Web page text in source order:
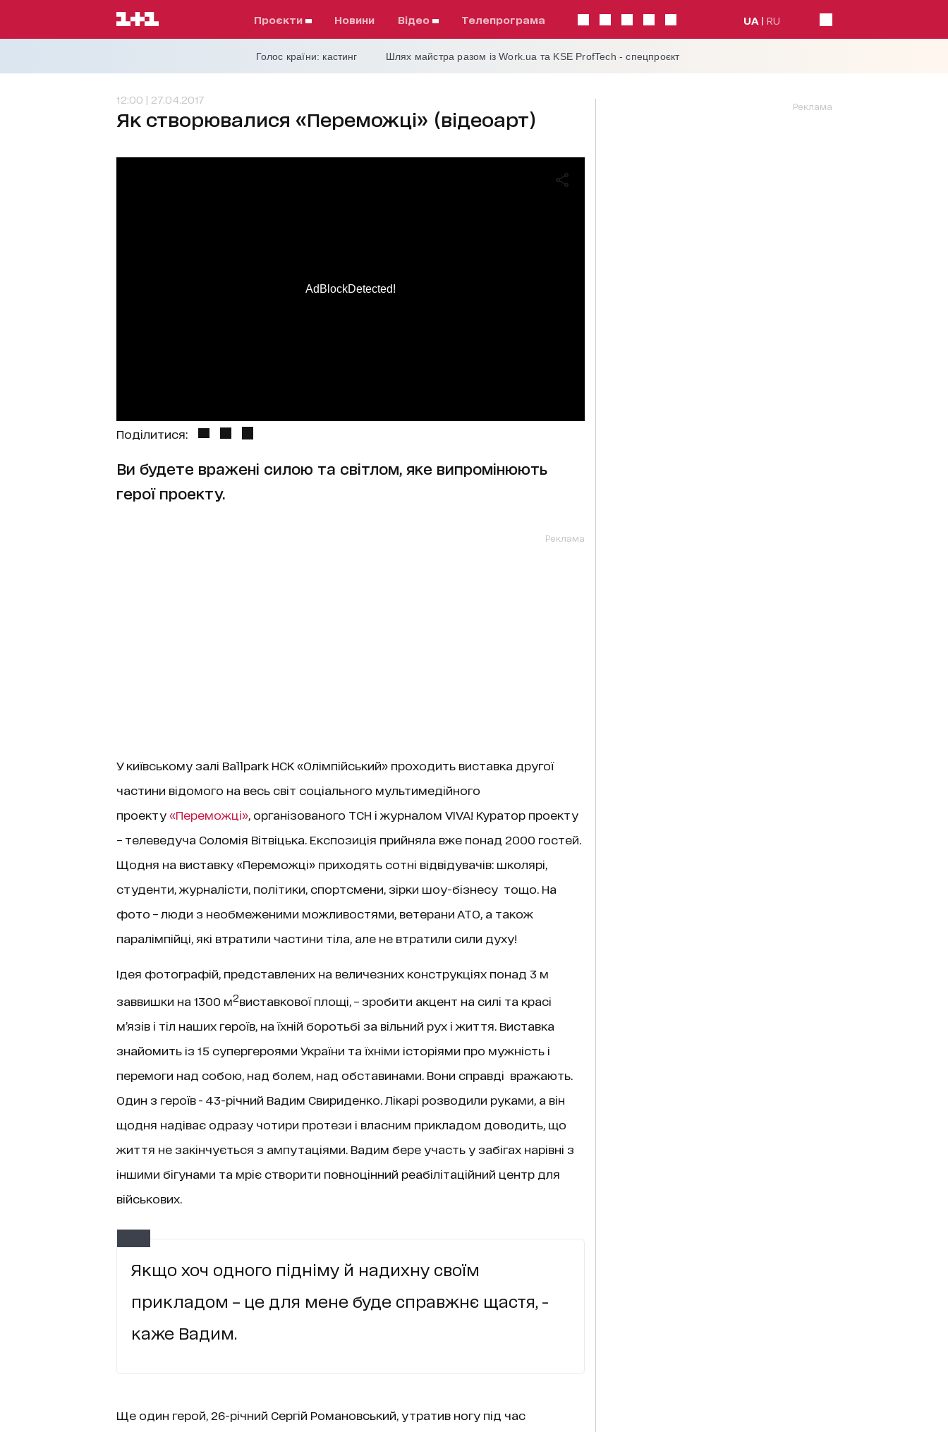
проєкти Новини відео телепрограма UA RU
Голос країни: кастинг Шлях майстра разом із Work.ua та KSE ProfTech - спецпроєкт
12:00 | 27.04.2017
Як створювалися «Переможці» (відеоарт)
AdBlockDetected!
Поділитися:
Ви будете вражені силою та світлом, яке випромінюють
герої проекту.
Реклама
У київському залі Ballpark НСК «Олімпійський» проходить виставка другої
частини відомого на весь світ соціального мультимедійного
проекту «Переможці», організованого ТСН і журналом VIVA! Куратор проекту
– телеведуча Соломія Вітвіцька. Експозиція прийняла вже понад 2000 гостей.
Щодня на виставку «Переможці» приходять сотні відвідувачів: школярі,
студенти, журналісти, політики, спортсмени, зірки шоу-бізнесу тощо. На
фото – люди з необмеженими можливостями, ветерани АТО, а також
паралімпійці, які втратили частини тіла, але не втратили сили духу!
Ідея фотографій, представлених на величезних конструкціях понад 3 м
заввишки на 1300 м2виставкової площі, – зробити акцент на силі та красі
м’язів і тіл наших героїв, на їхній боротьбі за вільний рух і життя. Виставка
знайомить із 15 супергероями України та їхніми історіями про мужність і
перемоги над собою, над болем, над обставинами. Вони справді вражають.
Один з героїв - 43-річний Вадим Свириденко. Лікарі розводили руками, а він
щодня надіває одразу чотири протези і власним прикладом доводить, що
життя не закінчується з ампутаціями. Вадим бере участь у забігах нарівні з
іншими бігунами та мріє створити повноцінний реабілітаційний центр для
військових.
Якщо хоч одного підніму й надихну своїм
прикладом – це для мене буде справжнє щастя, -
каже Вадим.
Ще один герой, 26-річний Сергій Романовський, утратив ногу під час
Реклама